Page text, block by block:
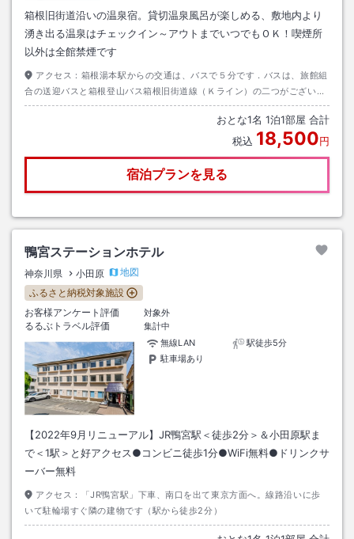
箱根旧街道沿いの温泉宿。貸切温泉風呂が楽しめる、敷地内より
湧き出る温泉はチェックイン～アウトまでいつでもＯＫ！喫煙所
以外は全館禁煙です
アクセス： 箱根湯本駅からの交通は、バスで５分です．バスは、旅館組
合の送迎バスと箱根登山バス箱根旧街道線（Ｋライン）の二つがございま
す．詳しくは、当館ＨＰでご確認ください．
おとな1名 1泊1部屋 合計
税込 18,500円
宿泊プランを見る
鴨宮ステーションホテル
神奈川県 小田原
地図
ふるさと納税対象施設
お客様アンケート評価
対象外
るるぶトラベル評価
集計中
無線LAN
駅徒歩5分
駐車場あり
【2022年9月リニューアル】JR鴨宮駅＜徒歩2分＞＆小田原駅ま
で＜1駅＞と好アクセス●コンビニ徒歩1分●WiFi無料●ドリンクサ
ーバー無料
アクセス：
「JR鴨宮駅」下車、南口を出て東京方面へ。線路沿いに歩
いて駐輪場すぐ隣の建物です（駅から徒歩2分）